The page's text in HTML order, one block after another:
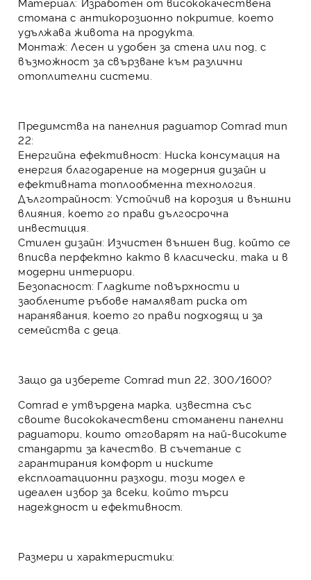
стомана с антикорозионно покритие, което
удължава живота на продукта.
Монтаж: Лесен и удобен за стена или под, с
възможност за свързване към различни
отоплителни системи.
Предимства на панелния радиатор Comrad тип
22:
Енергийна ефективност: Ниска консумация на
енергия благодарение на модерния дизайн и
ефективната топлообменна технология.
Дълготрайност: Устойчив на корозия и външни
влияния, което го прави дългосрочна
инвестиция.
Стилен дизайн: Изчистен външен вид, който се
вписва перфектно както в класически, така и в
модерни интериори.
Безопасност: Гладките повърхности и
заоблените ръбове намаляват риска от
наранявания, което го прави подходящ и за
семейства с деца.
Защо да изберете Comrad тип 22, 300/1600?
Comrad е утвърдена марка, известна със
своите висококачествени стоманени панелни
радиатори, които отговарят на най-високите
стандарти за качество. В съчетание с
гарантирания комфорт и ниските
експлоатационни разходи, този модел е
идеален избор за всеки, който търси
надеждност и ефективност.
Размери и характеристики: